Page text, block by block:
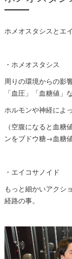
ホメオスタシスとエ
・ホメオスタシス
周りの環境からの影
「血圧」「血糖値」
ホルモンや神経によ
（空腹になると血
ンをブドウ糖→血糖
・エイコサノイド
もっと細かいアクシ
経路の事。